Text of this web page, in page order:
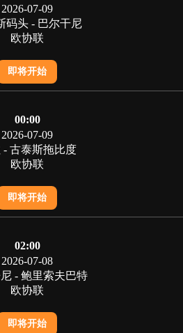
2026-07-09
码头 - 巴尔干尼
欧协联
即将开始
00:00
2026-07-09
- 古泰斯拖比度
欧协联
即将开始
02:00
2026-07-08
- 鲍里索夫巴特
欧协联
即将开始